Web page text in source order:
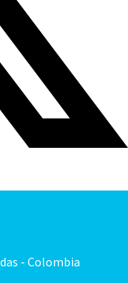
- Colombia